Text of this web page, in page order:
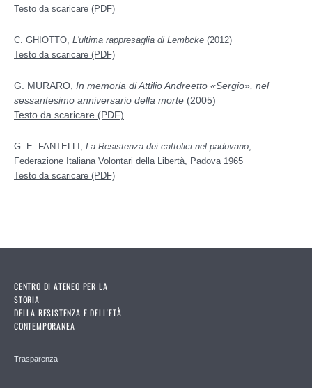
Testo da scaricare (PDF)
C. GHIOTTO, L'ultima rappresaglia di Lembcke (2012)
Testo da scaricare (PDF)
G. MURARO, In memoria di Attilio Andreetto «Sergio» , nel
sessantesimo anniversario della morte (2005)
Testo da scaricare (PDF)
G. E. FANTELLI, La Resistenza dei cattolici nel padovano
Federazione Italiana Volontari della Libertà, Padova 1965
Testo da scaricare (PDF)
CENTRO DI ATENEO PER LA
STORIA
DELLA RESISTENZA E DELL'ETÀ
CONTEMPORANEA
Trasparenza